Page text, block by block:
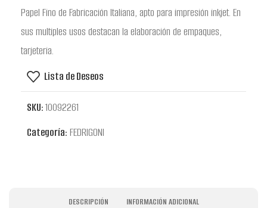
Papel Fino de Fabricación Italiana, apto para impresión inkjet. En
sus multiples usos destacan la elaboración de empaques,
tarjeteria.
Lista de Deseos
SKU:10092261
Categoría: FEDRIGONI
DESCRIPCIÓN INFORMACIÓN ADICIONAL